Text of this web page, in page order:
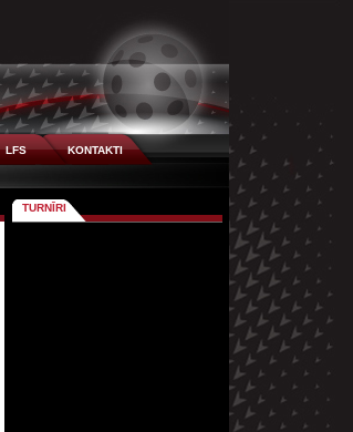
LFS
KONTAKTI
TURNĪRI